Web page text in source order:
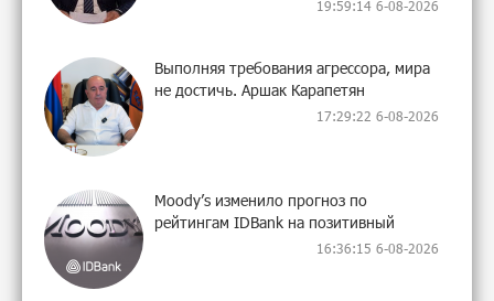
19:59:14 6-08-2026
Выполняя требования агрессора, мира
не достичь. Аршак Карапетян
17:29:22 6-08-2026
Moody’s изменило прогноз по
рейтингам IDBank на позитивный
16:36:15 6-08-2026